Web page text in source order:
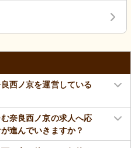
西ノ京を運営している
奈良西ノ京の求人へ応
進んでいきますか？